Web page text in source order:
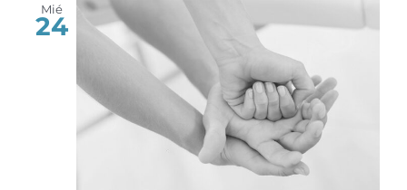
Mié
24